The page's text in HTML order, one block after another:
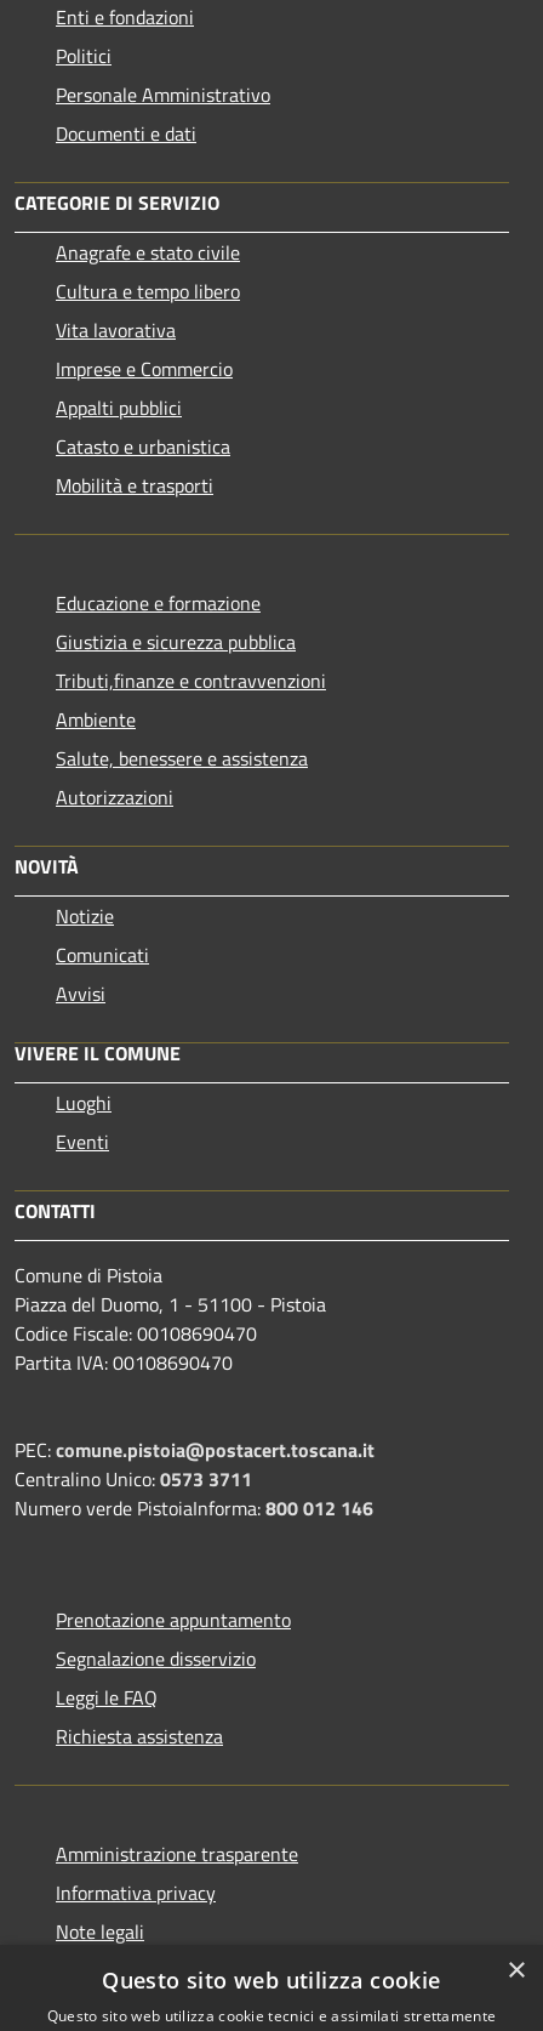
Enti e fondazioni
Politici
Personale Amministrativo
Documenti e dati
CATEGORIE DI SERVIZIO
Anagrafe e stato civile
Cultura e tempo libero
Vita lavorativa
Imprese e Commercio
Appalti pubblici
Catasto e urbanistica
Mobilità e trasporti
Educazione e formazione
Giustizia e sicurezza pubblica
Tributi,finanze e contravvenzioni
Ambiente
Salute, benessere e assistenza
Autorizzazioni
NOVITÀ
Notizie
Comunicati
Avvisi
VIVERE IL COMUNE
Luoghi
Eventi
CONTATTI
Comune di Pistoia
Piazza del Duomo, 1 - 51100 - Pistoia
Codice Fiscale: 00108690470
Partita IVA: 00108690470
PEC:comune.pistoia@postacert.toscana.it
Centralino Unico:0573 3711
Numero verde PistoiaInforma:800 012 146
Prenotazione appuntamento
Segnalazione disservizio
Leggi le FAQ
Richiesta assistenza
Amministrazione trasparente
Informativa privacy
Note legali
Dichiarazione di accessibilità
×
Questo sito web utilizza cookie
Questo sito web utilizza cookie tecnici e assimilati strettamente